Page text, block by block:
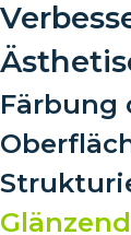
Färbung